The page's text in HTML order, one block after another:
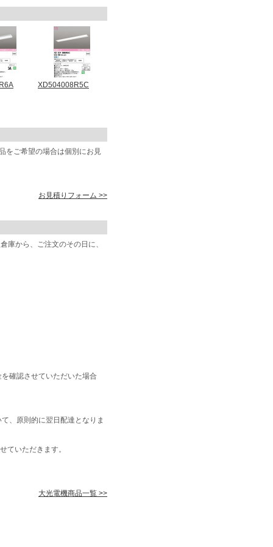
XD504008R5C
をご希望の場合は個別にお見
お見積りフォーム >>
から、ご注文のその日に、
確認させていただいた場合
、原則的に翌日配達となりま
ていただきます。
大光電機商品一覧 >>